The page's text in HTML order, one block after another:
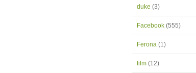
duke (3)
Facebook (555)
Ferona (1)
film (12)